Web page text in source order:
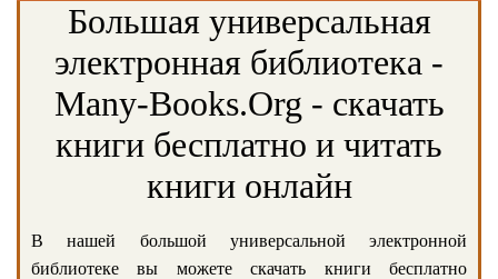
Большая универсальная
электронная библиотека -
Many-Books.Org - скачать
книги бесплатно и читать
книги онлайн
В нашей большой универсальной электронной
библиотеке вы можете скачать книги бесплатно